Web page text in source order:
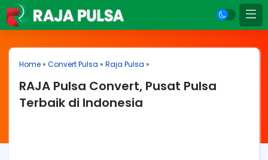
Home» Convert Pulsa » Raja Pulsa »
RAJA Pulsa Convert, Pusat Pulsa
Terbaik di Indonesia